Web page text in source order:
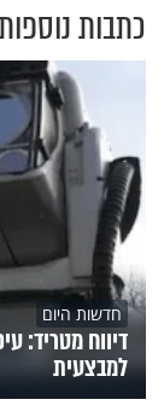
כתבות
חדשות היום
דיווח מטריד:
למבצעית